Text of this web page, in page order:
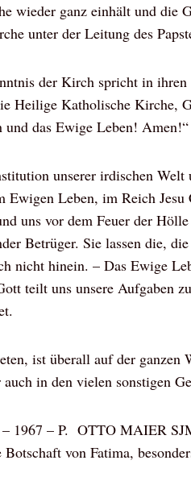
wieder ganz einhält und die
unter der Leitung des
der Kirch spricht in
Heilige Katholische Kirche,
und das Ewige Leben! Amen!“
unserer irdischen
Leben, im Reich Jesu
uns vor dem Feuer der
Betrüger. Sie lassen die,
nicht hinein. – Das Ewige
teilt uns unsere Aufgaben
ist überall auf der ganzen
in den vielen sonstigen
1967 – P. OTTO MAIER
von Fatima,